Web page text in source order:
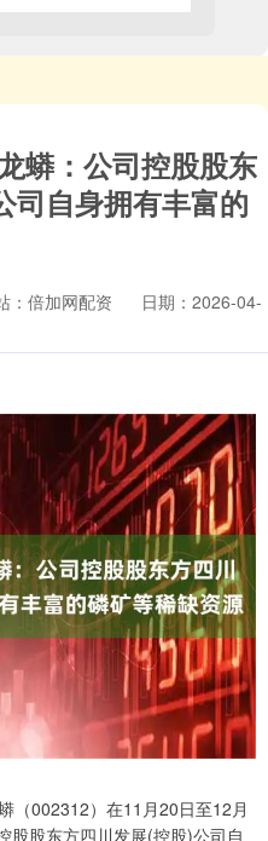
蟒：公司控股股东
司自身拥有丰富的
：倍加网配资
日期：2026-04-
002312）在11月20日至12月
股股东方四川发展(控股)公司自